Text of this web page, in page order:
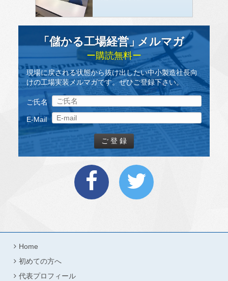
「儲かる工場経営」 メルマガ
ー購読無料ー
現場に戻される状態から抜け出したい中小製造社長向
けの工場実装メルマガです。ぜひご登録下さい。
ご氏名
E-Mail
Home
初めての方へ
代表プロフィール